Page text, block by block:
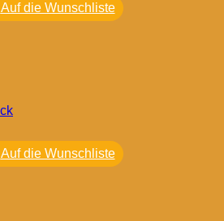
Auf die Wunschliste
Auf die Wunschliste